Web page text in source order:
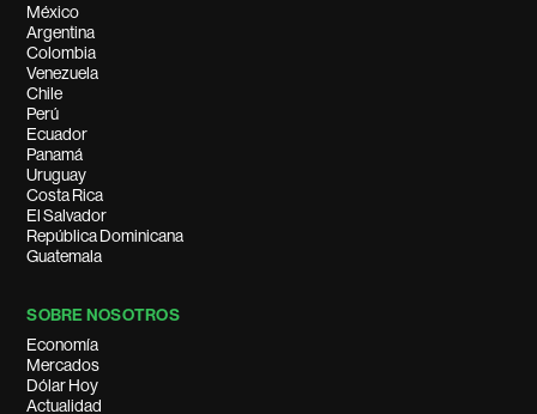
México
Argentina
Colombia
Venezuela
Chile
Perú
Ecuador
Panamá
Uruguay
Costa Rica
El Salvador
República Dominicana
Guatemala
SOBRE NOSOTROS
Economía
Mercados
Dólar Hoy
Actualidad